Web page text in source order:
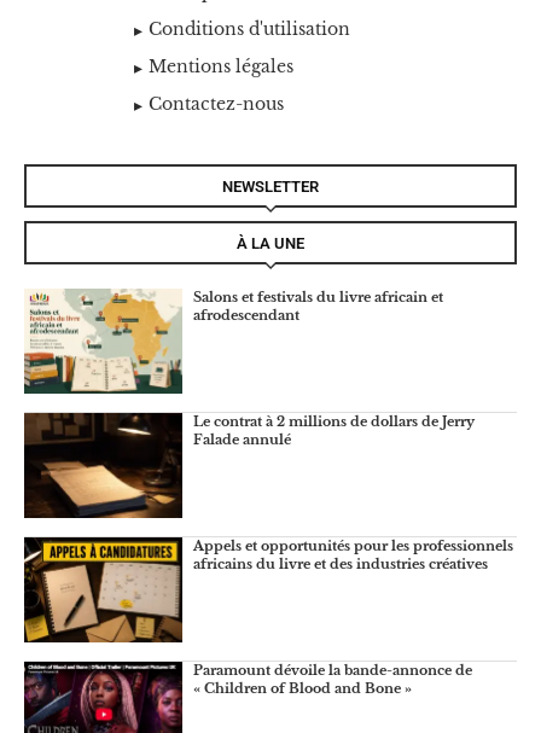
Conditions d'utilisation
Mentions légales
Contactez-nous
NEWSLETTER
À LA UNE
Salons et festivals du livre africain et
afrodescendant
Le contrat à 2 millions de dollars de Jerry
Falade annulé
Appels et opportunités pour les professionnels
africains du livre et des industries créatives
Paramount dévoile la bande-annonce de
« Children of Blood and Bone »